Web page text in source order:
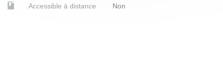
Accessible à distance Non